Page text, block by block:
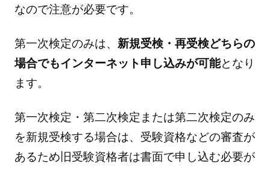
なので注意が必要です。
第一次検定のみは、 新規受検・再受検どちらの
場合でもインターネット申し込みが可能となり
ます。
第一次検定・第二次検定または第二次検定のみ
を新規受検する場合は、受験資格などの審査が
あるため旧受験資格者は書面で申し込む必要が